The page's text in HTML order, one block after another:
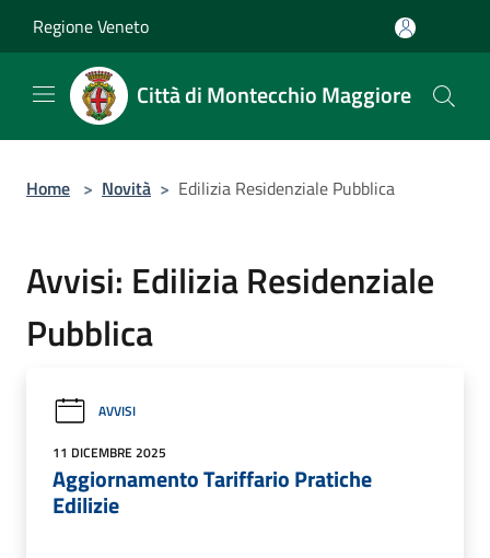
Regione Veneto
Città di Montecchio Maggiore
Home > Novità > Edilizia Residenziale Pubblica
Avvisi: Edilizia Residenziale
Pubblica
AVVISI
11 DICEMBRE 2025
Aggiornamento Tariffario Pratiche
Edilizie